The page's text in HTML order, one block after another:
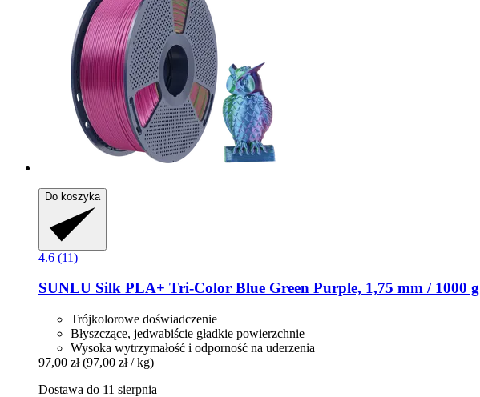
Do koszyka
4.6 (11)
SUNLU Silk PLA+ Tri-​Color Blue Green Purple, 1,75 mm / 1000 g
Trójkolorowe doświadczenie
Błyszczące, jedwabiście gładkie powierzchnie
Wysoka wytrzymałość i odporność na uderzenia
97,00 zł (97,00 zł / kg)
Dostawa do 11 sierpnia